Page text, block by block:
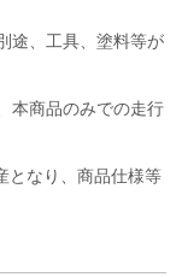
途、工具、塗料等が
本商品のみでの走行
となり、商品仕様等